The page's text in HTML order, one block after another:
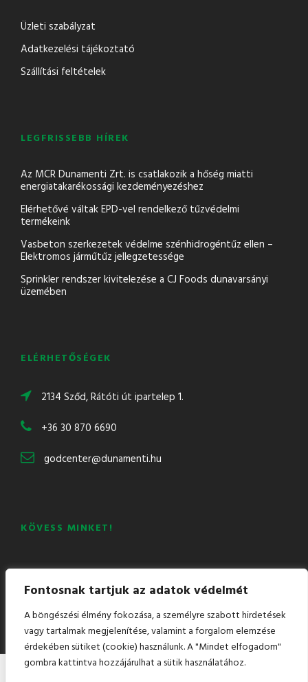
Fontosnak tartjuk az adatok védelmét
A böngészési élmény fokozása, a személyre szabott hirdetések
vagy tartalmak megjelenítése, valamint a forgalom elemzése
érdekében sütiket (cookie) használunk. A "Mindet elfogadom"
gombra kattintva hozzájárulhat a sütik használatához.
Üzleti szabályzat
Adatkezelési tájékoztató
Szállítási feltételek
LEGFRISSEBB HÍREK
Az MCR Dunamenti Zrt. is csatlakozik a hőség miatti
energiatakarékossági kezdeményezéshez
Elérhetővé váltak EPD-vel rendelkező tűzvédelmi
termékeink
Vasbeton szerkezetek védelme szénhidrogéntűz ellen –
Elektromos járműtűz jellegzetessége
Sprinkler rendszer kivitelezése a CJ Foods dunavarsányi
üzemében
ELÉRHETŐSÉGEK
2134 Sződ, Rátóti út ipartelep 1.
+36 30 870 6690
godcenter@dunamenti.hu
KÖVESS MINKET!
Facebook LinkedIn YouTube